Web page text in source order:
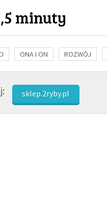
minuty
ONA I ON ROZWÓJ
MĘŻCZYZNA RELIGIE
sklep.2ryby.pl